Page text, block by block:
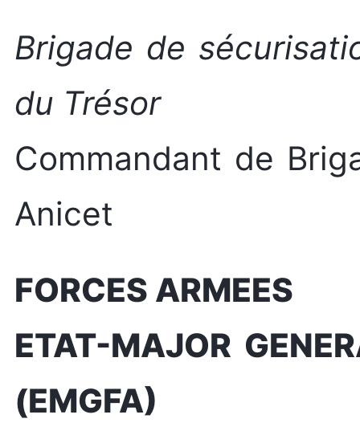
Brigade de
du Trésor
Commandant de
Anicet
FORCES ARMEES
ETAT-MAJOR
(EMGFA)